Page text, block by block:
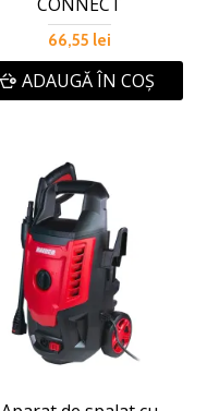
66,55 lei
ADAUGĂ ÎN COŞ